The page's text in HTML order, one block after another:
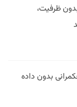
ظرفیت،
بدون داده